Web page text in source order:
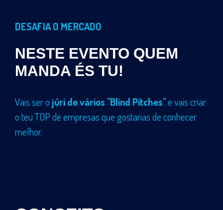
DESAFIA O MERCADO
NESTE EVENTO QUEM
MANDA ÉS TU!
Vais ser o júri de vários "Blind Pitches"e vais criar
o teu TOP de empresas que gostarias de conhecer
melhor.